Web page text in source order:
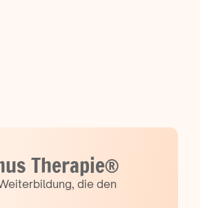
Therapie®
die den